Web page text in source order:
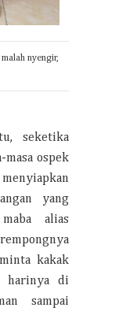
nyengir,
seketika
masa ospek
yang
alias
kakak
harinya di
sampai